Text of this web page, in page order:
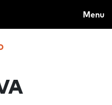
NAVIGATION
Menu